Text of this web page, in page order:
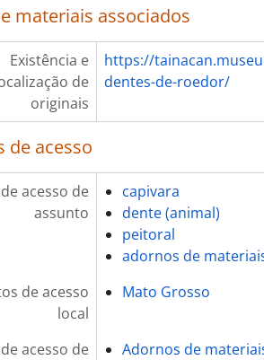
materiais associados
Existência e
de
originais
https://
dentes-de-roedor/
de acesso
acesso de
assunto
capivara
dente (animal)
peitoral
adornos de
de acesso
local
Mato Grosso
acesso de Adornos de